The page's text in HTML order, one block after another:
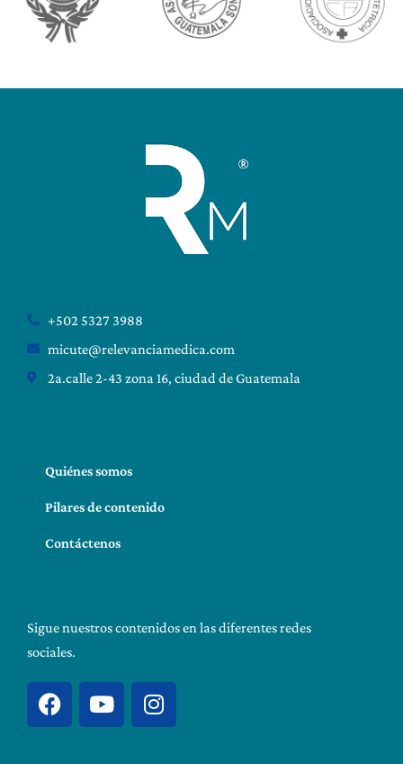
+502 5327 3988
micute@relevanciamedica.com
2a.calle 2-43 zona 16, ciudad de Guatemala
Quiénes somos
Pilares de contenido
Contáctenos
Sigue nuestros contenidos en las diferentes redes
sociales.
F
a
Y
o
I
n